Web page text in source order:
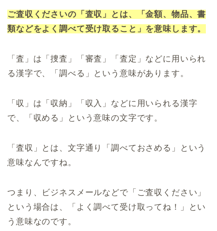
ご査収くださいの「査収」とは、「金額、物品、書
類などをよく調べて受け取ること」を意味します。
「査」は「捜査」「審査」「査定」などに用いられ
る漢字で、「調べる」という意味があります。
「収」は「収納」「収入」などに用いられる漢字
で、「収める」という意味の文字です。
「査収」とは、文字通り「調べておさめる」という
意味なんですね。
つまり、ビジネスメールなどで「ご査収ください」
という場合は、「よく調べて受け取ってね！」とい
う意味なのです。